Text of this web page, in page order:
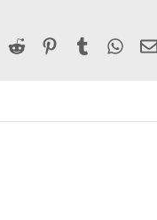
Reddit PinterestTumblr